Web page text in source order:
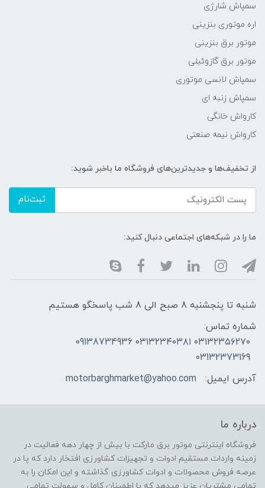
سمپاش شارژی
اره موتوری بنزینی
موتور برق بنزینی
موتور برق گازوئیلی
سمپاش لانسی موتوری
سمپاش زنبه ای
کارواش خانگی
کارواش نیمه صنعتی
از تخفیف‌ها و جدیدترین‌های فروشگاه ما باخبر شوید:
ثبت‌نام
ما را در شبکه‌های اجتماعی دنبال کنید:
شنبه تا پنجشنبه 8 صبح الی 8 شب پاسخگو هستیم
شماره تماس:
۰۳۱۳۲۳۵۶۲۷۰ ۰۳۱۳۲۳۴۰۳۸۱ 09138734936
03132373169
آدرس ایمیل:
motorbarghmarket@yahoo.com
درباره ما
فروشگاه اینترنتی موتور برق مارکت با بیش از چهار دهه فعالیت در
زمینه واردات مستقیم ادوات و تجهیزات کشاورزی افتخار دارد که پا در
عرصه فروش محصولات و ادوات کشاورزی گذاشته و این امکان را به